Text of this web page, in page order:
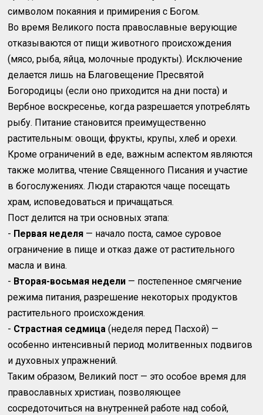
символом покаяния и примирения с Богом.
Во время Великого поста православные верующие
отказываются от пищи животного происхождения
(мясо, рыба, яйца, молочные продукты). Исключение
делается лишь на Благовещение Пресвятой
Богородицы (если оно приходится на дни поста) и
Вербное воскресенье, когда разрешается употреблять
рыбу. Питание становится преимущественно
растительным: овощи, фрукты, крупы, хлеб и орехи.
Кроме ограничений в еде, важным аспектом являются
также молитва, чтение Священного Писания и участие
в богослужениях. Люди стараются чаще посещать
храм, исповедоваться и причащаться.
Пост делится на три основных этапа:
- Первая неделя — начало поста, самое суровое
ограничение в пище и отказ даже от растительного
масла и вина.
- Вторая-восьмая недели — постепенное смягчение
режима питания, разрешение некоторых продуктов
растительного происхождения.
- Страстная седмица (неделя перед Пасхой) —
особенно интенсивный период молитвенных подвигов
и духовных упражнений.
Таким образом, Великий пост — это особое время для
православных христиан, позволяющее
сосредоточиться на внутренней работе над собой,